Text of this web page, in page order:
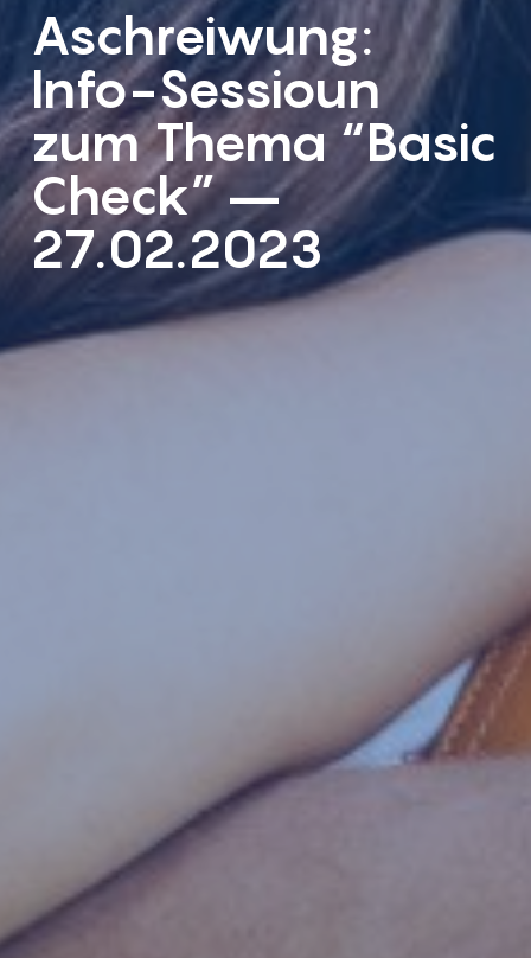
Aschreiwung:
Info-Sessioun
zum Thema “Basic
Check” –
27.02.2023